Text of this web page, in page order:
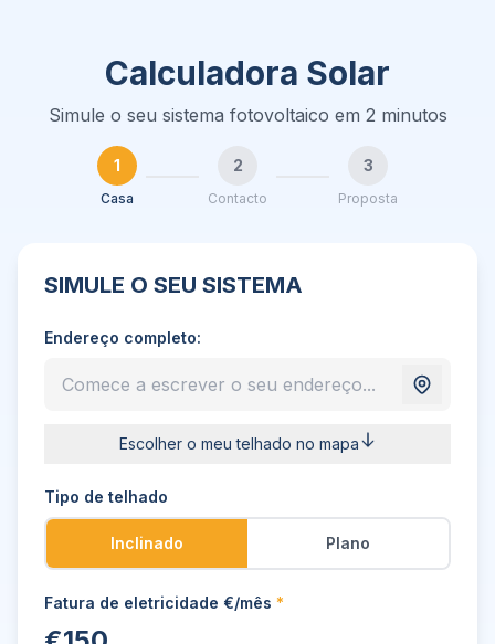
Calculadora Solar
Simule o seu sistema fotovoltaico em 2 minutos
1
Casa
2
Contacto
3
Proposta
SIMULE O SEU SISTEMA
Endereço completo:
Escolher o meu telhado no mapa
Tipo de telhado
Inclinado Plano
Fatura de eletricidade €/mês *